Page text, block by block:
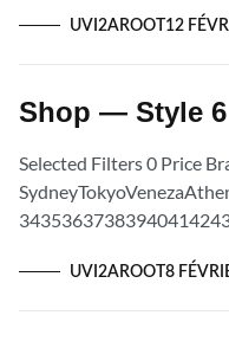
UVI2AROOT12
Shop — Style 6
Selected Filters 0 Price
options Basic Cotton T-
UVI2AROOT8